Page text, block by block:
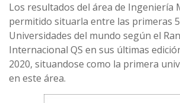
Los resultados del área de Ingeniería
permitido situarla entre las primeras
Universidades del mundo según el
Internacional QS en sus últimas
2020, situandose como la primera
en este área.